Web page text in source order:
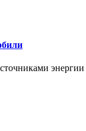
энергии